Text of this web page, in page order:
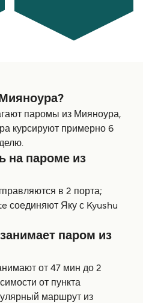
паромы из Мияноура,
курсируют примерно 6
на пароме из
в 2 порта;
соединяют Яку с Kyushu
паром из
от 47 мин до 2
от пункта
маршрут из